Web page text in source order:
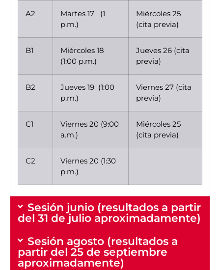
A2
Martes 17 (1
p.m.)
Miércoles 25
(cita previa)
B1
Miércoles 18
(1:00 p.m.)
Jueves 26 (cita
previa)
B2
Jueves 19 (1:00
p.m.)
Viernes 27 (cita
previa)
C1
Viernes 20 (9:00
a.m.)
Miércoles 25
(cita previa)
C2
Viernes 20 (1:30
p.m.)
Sesión junio (resultados a partir
del 31 de julio aproximadamente)
Sesión agosto (resultados a
partir del 25 de septiembre
aproximadamente)